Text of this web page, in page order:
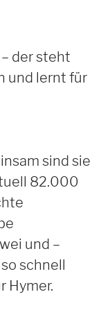
der steht
und lernt für
sind sie
82.000
und –
schnell
Hymer.